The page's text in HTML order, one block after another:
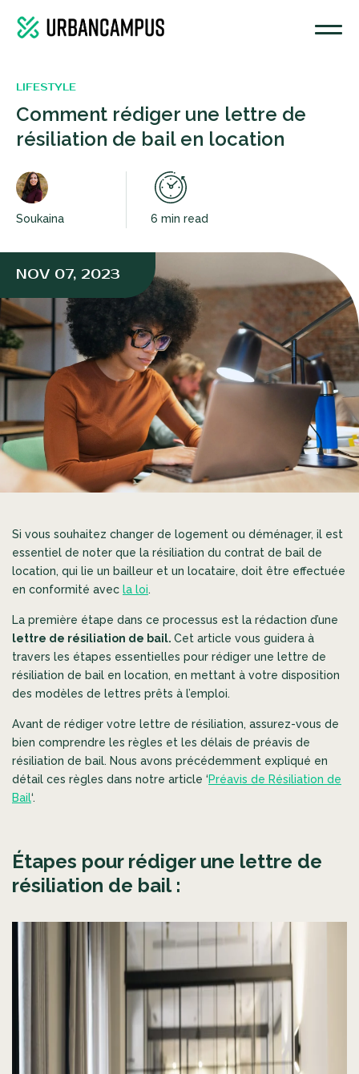
NOV 07, 2023
LIFESTYLE
Comment rédiger une lettre de
résiliation de bail en location
Soukaina 6 min read
Si vous souhaitez changer de logement ou déménager, il est
essentiel de noter que la résiliation du contrat de bail de
location, qui lie un bailleur et un locataire, doit être effectuée
en conformité avec la loi.
La première étape dans ce processus est la rédaction d’une
lettre de résiliation de bail. Cet article vous guidera à
travers les étapes essentielles pour rédiger une lettre de
résiliation de bail en location, en mettant à votre disposition
des modèles de lettres prêts à l’emploi.
Avant de rédiger votre lettre de résiliation, assurez-vous de
bien comprendre les règles et les délais de préavis de
résiliation de bail. Nous avons précédemment expliqué en
détail ces règles dans notre article ‘Préavis de Résiliation de
Bail‘.
Étapes pour rédiger une lettre de
résiliation de bail :